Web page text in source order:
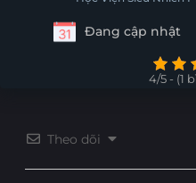
Tập 16
Tập 9
Đang cập nhật
4/5 - (1
Theo dõi